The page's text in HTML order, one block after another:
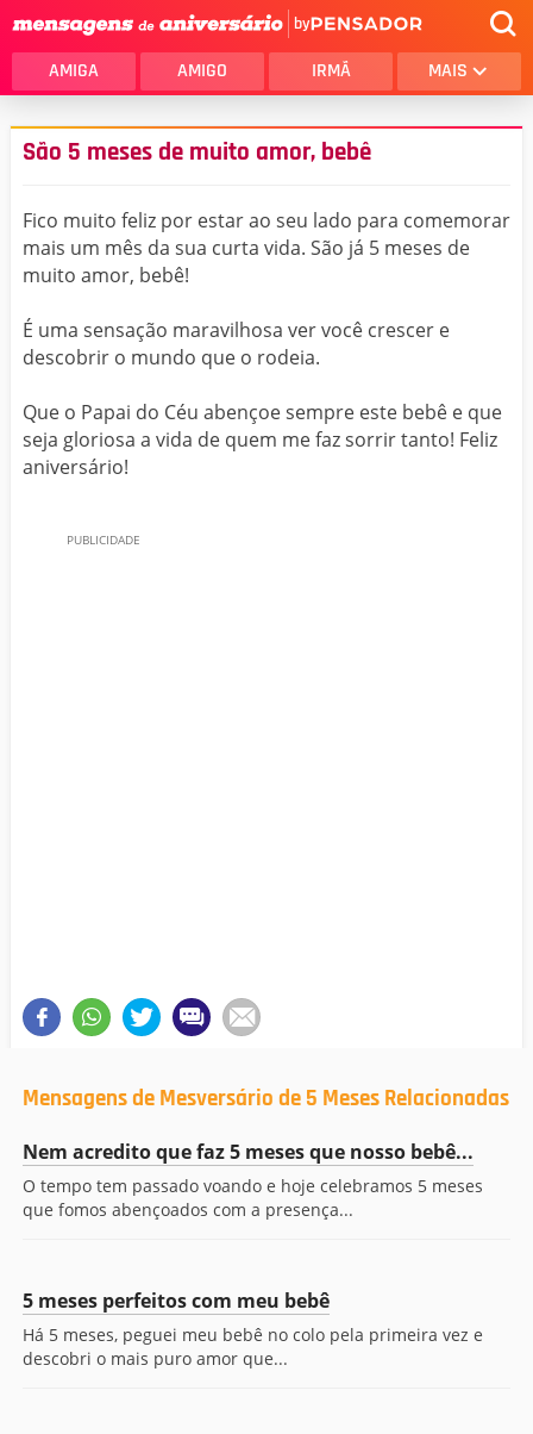
by
AMIGA AMIGO IRMÃ MAIS
São 5 meses de muito amor, bebê
Fico muito feliz por estar ao seu lado para comemorar
mais um mês da sua curta vida. São já 5 meses de
muito amor, bebê!
É uma sensação maravilhosa ver você crescer e
descobrir o mundo que o rodeia.
Que o Papai do Céu abençoe sempre este bebê e que
seja gloriosa a vida de quem me faz sorrir tanto! Feliz
aniversário!
Mensagens de Mesversário de 5 Meses Relacionadas
Nem acredito que faz 5 meses que nosso bebê...
O tempo tem passado voando e hoje celebramos 5 meses
que fomos abençoados com a presença...
5 meses perfeitos com meu bebê
Há 5 meses, peguei meu bebê no colo pela primeira vez e
descobri o mais puro amor que...